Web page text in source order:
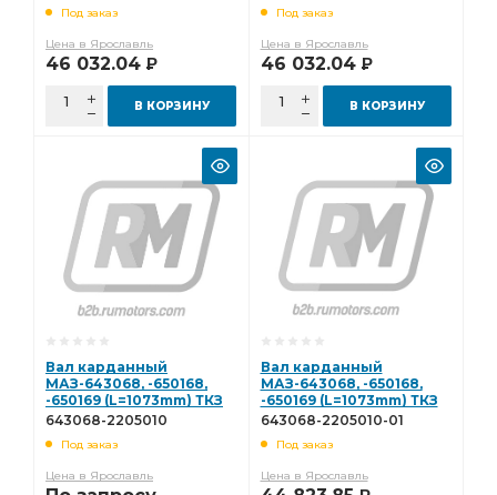
2205010-011
Под заказ
Цена в Ярославль
46 032.04 Р
В КОРЗИНУ
Под заказ
Цена в Ярославль
46 032.04 Р
В КОРЗИНУ
Вал карданный
МАЗ-643068, -650168,
-650169 (L=1073mm) ТКЗ
643068-2205010
643068-2205010
Под заказ
Цена в Ярославль
Вал карданный
МАЗ-643068, -650168,
-650169 (L=1073mm) ТКЗ
643068-2205010-01
643068-2205010-01
Под заказ
Цена в Ярославль